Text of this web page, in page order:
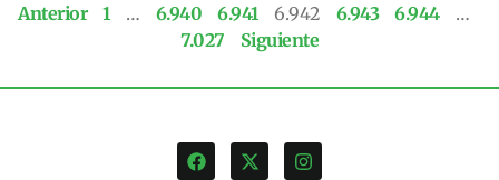
Anterior 1 … 6.940 6.941 6.942 6.943 6.944
…
7.027
Siguiente